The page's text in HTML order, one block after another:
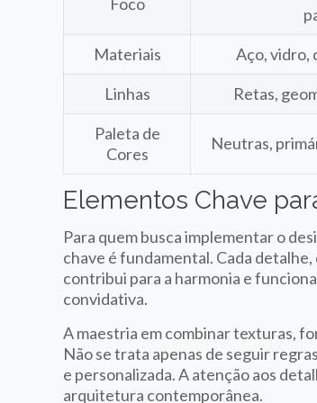
Materiais Aço, vidro,
Linhas
Retas,
Paleta de
Cores
Neutras,
Elementos Chave
Para quem busca implementar o
chave é fundamental. Cada
contribui para a harmonia e
convidativa.
A maestria em combinar texturas,
Não se trata apenas de seguir
e personalizada. A atenção aos
arquitetura contemporânea.